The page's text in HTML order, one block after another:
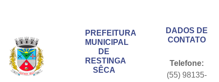
PREFEITURA
MUNICIPAL
DE
RESTINGA
SÊCA
DADOS DE
CONTATO
Telefone:
(55) 98135-